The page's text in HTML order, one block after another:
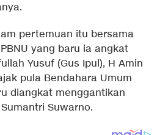
pertemuan itu bersama
yang baru ia angkat
Yusuf (Gus Ipul), H Amin
pula Bendahara Umum
diangkat menggantikan
Suwarno.